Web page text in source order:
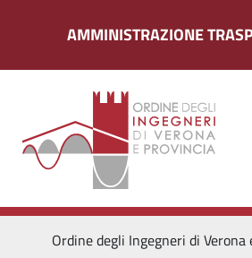
AMMINISTRAZIONE
Ordine degli Ingegneri di